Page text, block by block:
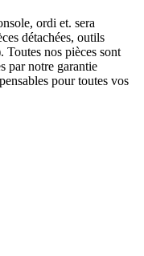
ordi et. sera
détachées, outils
Toutes nos pièces sont
par notre garantie
pour toutes vos